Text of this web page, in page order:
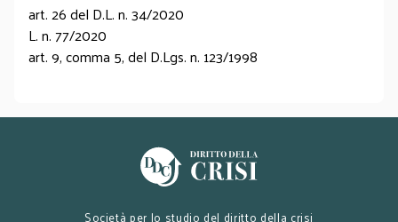
art. 26 del D.L. n. 34/2020
L. n. 77/2020
art. 9, comma 5, del D.Lgs. n. 123/1998
Società per lo studio del diritto della crisi